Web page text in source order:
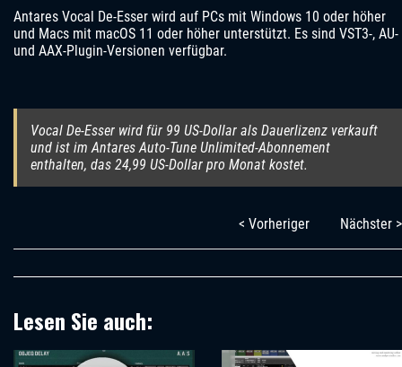
Antares Vocal De-Esser wird auf PCs mit Windows 10 oder höher
und Macs mit macOS 11 oder höher unterstützt. Es sind VST3-, AU-
und AAX-Plugin-Versionen verfügbar.
Vocal De-Esser wird für 99 US-Dollar als Dauerlizenz verkauft
und ist im Antares Auto-Tune Unlimited-Abonnement
enthalten, das 24,99 US-Dollar pro Monat kostet.
< Vorheriger Nächster >
Lesen Sie auch: